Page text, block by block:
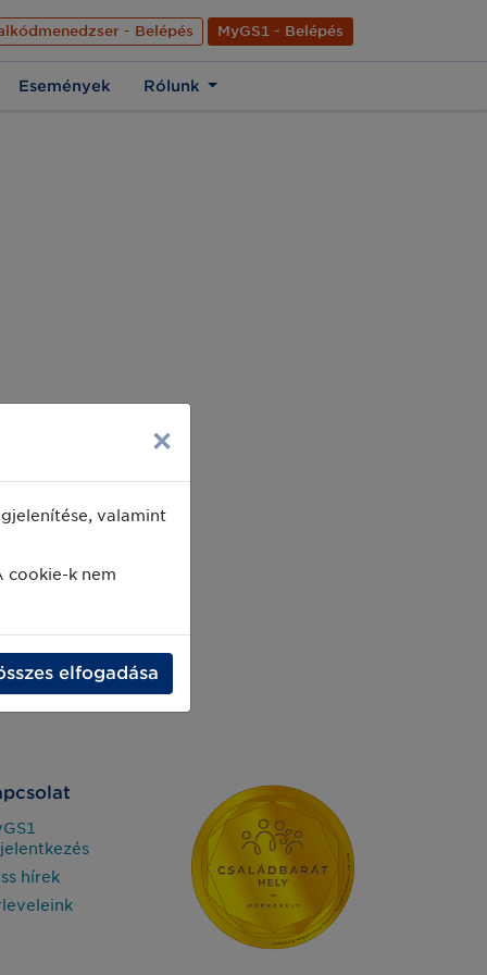
Hírek Kapcsolat Rólunk
EN
- Belépés
MyGS1 - Belépés
Események Rólunk
hírek
×
valamint
cookie-k nem
elfogadása